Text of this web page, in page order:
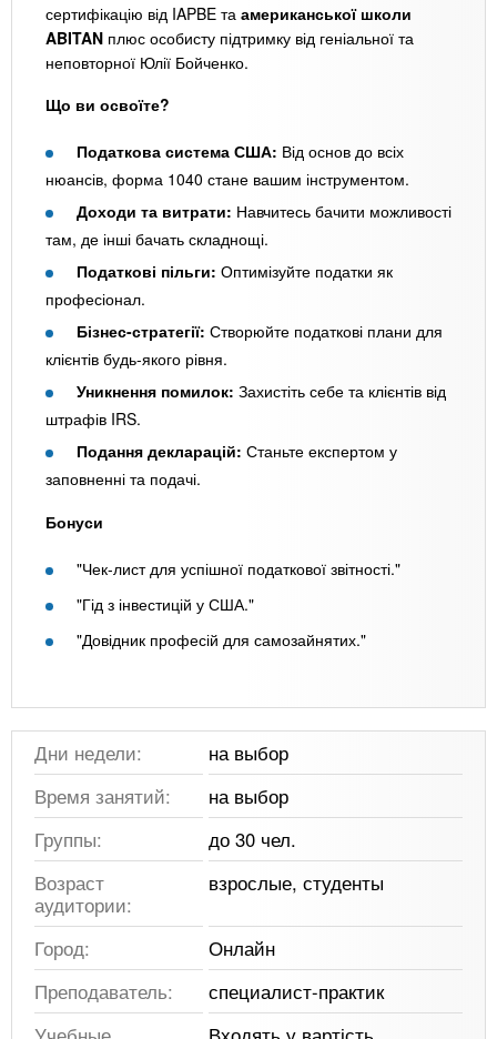
сертифікацію від IAPBE та американської школи
ABITAN плюс особисту підтримку від геніальної та
неповторної Юлії Бойченко.
Що ви освоїте?
Податкова система США: Від основ до всіх
нюансів, форма 1040 стане вашим інструментом.
Доходи та витрати: Навчитесь бачити можливості
там, де інші бачать складнощі.
Податкові пільги: Оптимізуйте податки як
професіонал.
Бізнес-стратегії: Створюйте податкові плани для
клієнтів будь-якого рівня.
Уникнення помилок: Захистіть себе та клієнтів від
штрафів IRS.
Подання декларацій: Станьте експертом у
заповненні та подачі.
Бонуси
"Чек-лист для успішної податкової звітності."
"Гід з інвестицій у США."
"Довідник професій для самозайнятих."
Дни недели:
на выбор
Время занятий:
на выбор
Группы:
до 30 чел.
Возраст
аудитории:
взрослые, студенты
Город:
Онлайн
Преподаватель:
специалист-практик